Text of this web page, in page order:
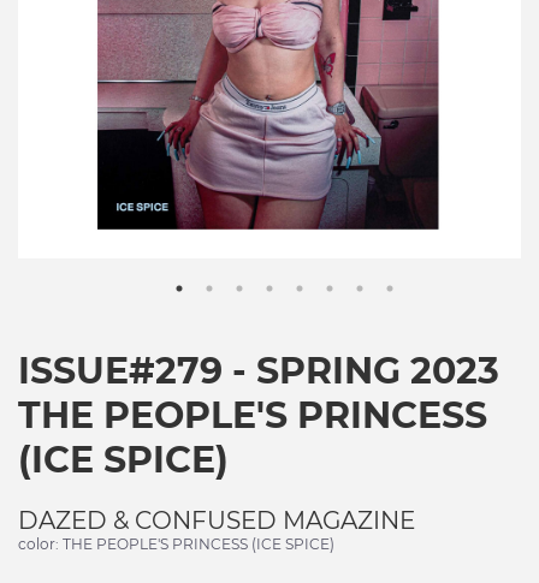
ISSUE#279 - SPRING 2023
THE PEOPLE'S PRINCESS
(ICE SPICE)
DAZED & CONFUSED MAGAZINE
color: THE PEOPLE'S PRINCESS (ICE SPICE)